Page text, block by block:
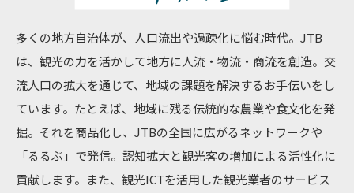
多くの地方自治体が、人口流出や過疎化に悩む時代。JTB
は、観光の力を活かして地方に人流・物流・商流を創造。交
流人口の拡大を通じて、地域の課題を解決するお手伝いをし
ています。たとえば、地域に残る伝統的な農業や食文化を発
掘。それを商品化し、JTBの全国に広がるネットワークや
「るるぶ」で発信。認知拡大と観光客の増加による活性化に
貢献します。また、観光ICTを活用した観光業者のサービス